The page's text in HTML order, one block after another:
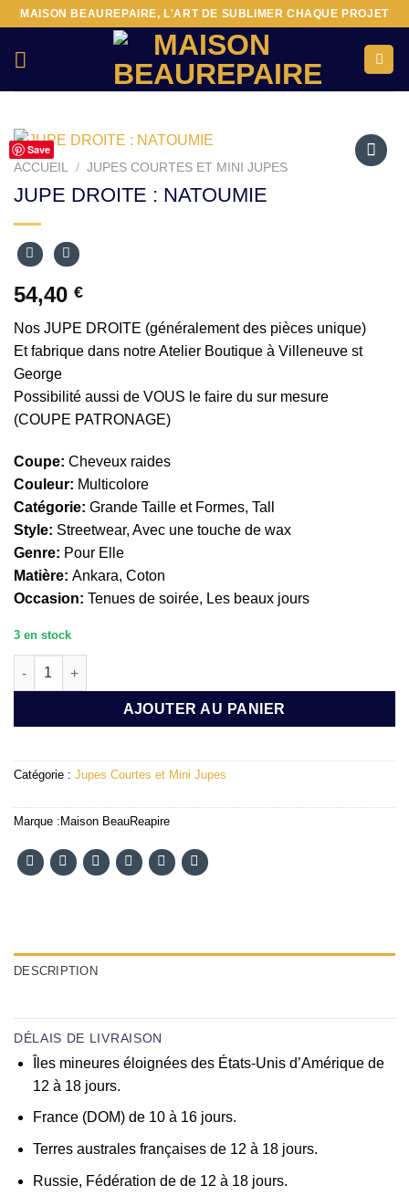
Passer
contenu
MAISON BEAUREPAIRE, L'ART DE SUBLIMER CHAQUE PROJET
Save
ACCUEIL / JUPES COURTES ET MINI JUPES
JUPE DROITE : NATOUMIE
54,40 €
Nos JUPE DROITE (généralement des pièces unique)
Et fabrique dans notre Atelier Boutique à Villeneuve st
George
Possibilité aussi de VOUS le faire du sur mesure
(COUPE PATRONAGE)
Coupe: Cheveux raides
Couleur: Multicolore
Catégorie: Grande Taille et Formes, Tall
Style: Streetwear, Avec une touche de wax
Genre: Pour Elle
Matière: Ankara, Coton
Occasion: Tenues de soirée, Les beaux jours
3 en stock
quantité de JUPE DROITE : NATOUMIE
AJOUTER AU PANIER
Catégorie : Jupes Courtes et Mini Jupes
Marque : Maison BeauReapire
DESCRIPTION
DÉLAIS DE LIVRAISON
Îles mineures éloignées des États-Unis d’Amérique de
12 à 18 jours.
France (DOM) de 10 à 16 jours.
Terres australes françaises de 12 à 18 jours.
Russie, Fédération de de 12 à 18 jours.